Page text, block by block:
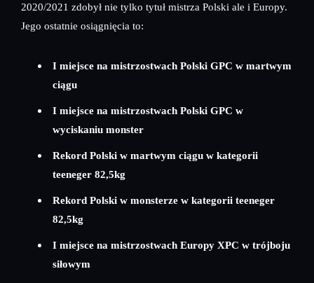
2020/2021 zdobył nie tylko tytuł mistrza Polski ale i Europy.
Jego ostatnie osiągnięcia to:
I miejsce na mistrzostwach Polski GPC w martwym
ciągu
I miejsce na mistrzostwach Polski GPC w
wyciskaniu monster
Rekord Polski w martwym ciągu w kategorii
teeneger 82,5kg
Rekord Polski w monsterze w kategorii teeneger
82,5kg
I miejsce na mistrzostwach Europy XPC w trójboju
siłowym